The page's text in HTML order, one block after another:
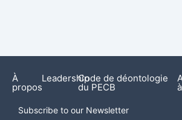
À
propos
LeadershipCode de déontologie
du PECB
Subscribe to our Newsletter